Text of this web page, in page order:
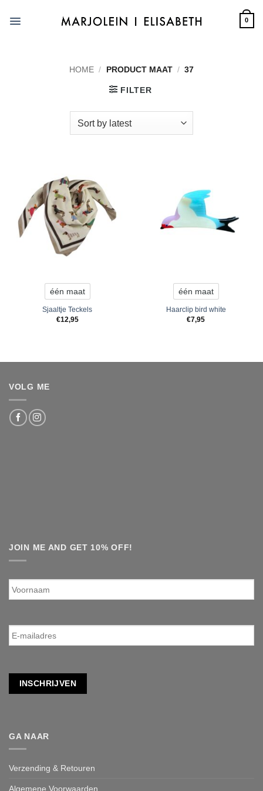
0
HOME / PRODUCT MAAT / 37
FILTER
één maat
Sjaaltje Teckels
€12,95
één maat
Haarclip bird white
€7,95
VOLG ME
JOIN ME AND GET 10% OFF!
Voornaam
E-
mailadres *
INSCHRIJVEN
GA NAAR
Verzending & Retouren
Algemene Voorwaarden